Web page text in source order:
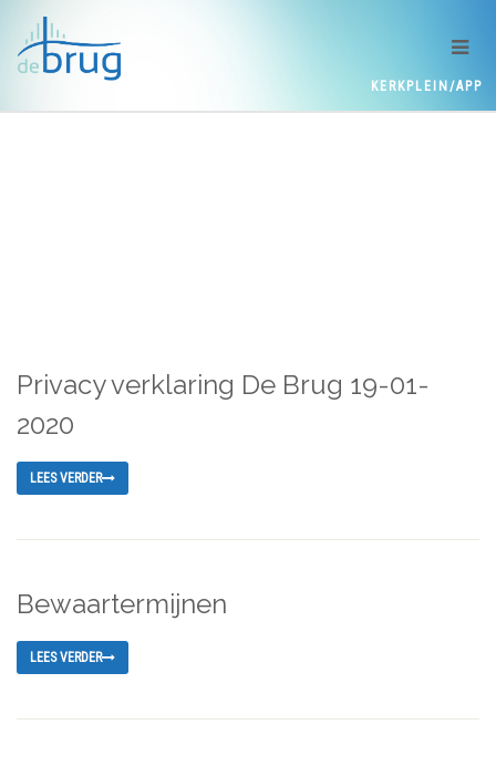
KERKPLEIN/APP
Privacy verklaring De Brug 19-01-
2020
LEES VERDER
Bewaartermijnen
LEES VERDER